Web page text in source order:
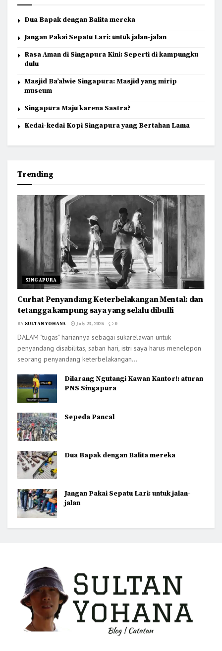
Dua Bapak dengan Balita mereka
Jangan Pakai Sepatu Lari: untuk jalan-jalan
Rasa Aman di Singapura Kini: Seperti di kampungku
dulu
Masjid Ba’alwie Singapura: Masjid yang mirip
museum
Singapura Maju karena Sastra?
Kedai-kedai Kopi Singapura yang Bertahan Lama
Trending
SINGAPURA
Curhat Penyandang Keterbelakangan Mental: dan
tetangga kampung saya yang selalu dibulli
BY SULTAN YOHANA July 23, 2026 0
DALAM "tugas" hariannya sebagai sukarelawan untuk
penyandang disabilitas, saban hari, istri saya harus menelepon
seorang penyandang keterbelakangan...
Dilarang Ngutangi Kawan Kantor!: aturan
PNS Singapura
Sepeda Pancal
Dua Bapak dengan Balita mereka
Jangan Pakai Sepatu Lari: untuk jalan-
jalan